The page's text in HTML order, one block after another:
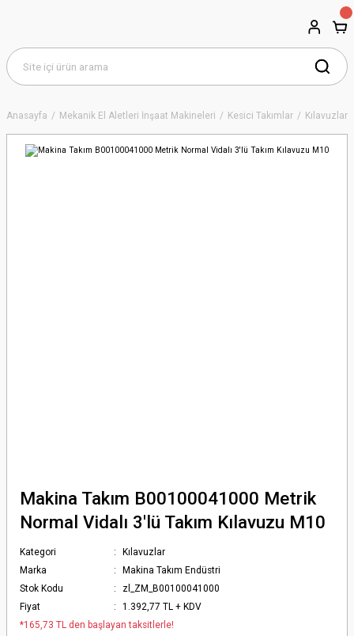
Anasayfa Mekanik El Aletleri İnşaat Makineleri Kesici Takımlar Kılavuzlar
Makina Takım B00100041000 Metrik
Normal Vidalı 3'lü Takım Kılavuzu M10
Kategori
Kılavuzlar
Marka
Makina Takım Endüstri
Stok Kodu
zl_ZM_B00100041000
Fiyat
1.392,77 TL + KDV
*165,73 TL den başlayan taksitlerle!